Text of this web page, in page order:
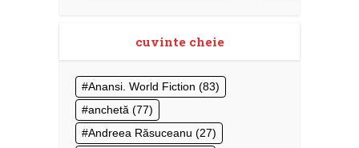
cuvinte cheie
Anansi. World Fiction (83)
anchetă (77)
Andreea Răsuceanu (27)